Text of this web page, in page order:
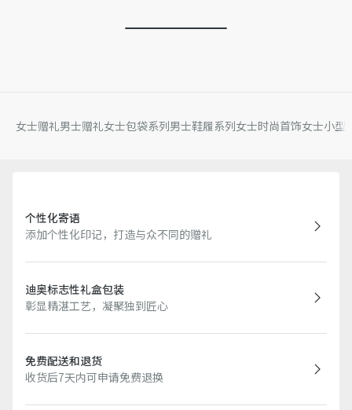
女士赠礼男士赠礼女士包袋系列男士鞋履系列女士时尚首饰女士小型
个性化寄语
添加个性化印记，打造与众不同的赠礼
迪奥标志性礼盒包装
彰显精湛工艺，凝聚独到匠心
免费配送和退货
收货后7天内可申请免费退换